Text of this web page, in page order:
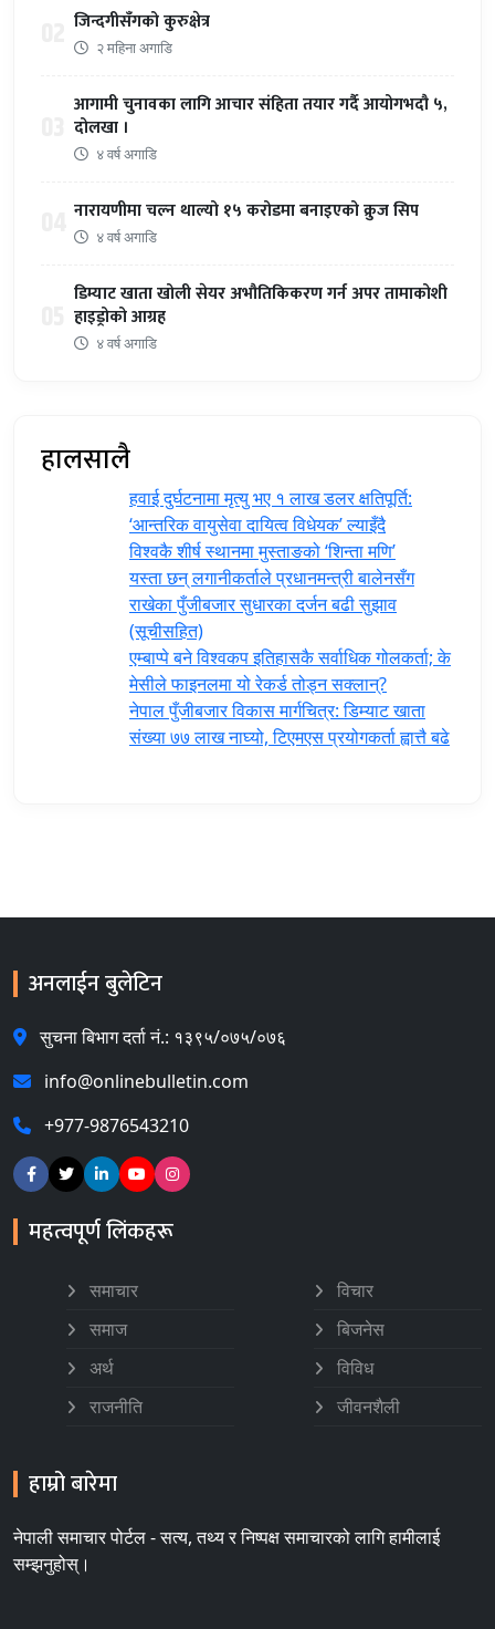
जिन्दगीसँगको कुरुक्षेत्र
२ महिना अगाडि
आगामी चुनावका लागि आचार संहिता तयार गर्दै आयोगभदौ ५,
दोलखा ।
४ वर्ष अगाडि
नारायणीमा चल्न थाल्यो १५ करोडमा बनाइएको क्रुज सिप
४ वर्ष अगाडि
डिम्याट खाता खोली सेयर अभौतिकिकरण गर्न अपर तामाकोशी
हाइड्रोको आग्रह
४ वर्ष अगाडि
हालसालै
हवाई दुर्घटनामा मृत्यु भए १ लाख डलर क्षतिपूर्ति:
‘आन्तरिक वायुसेवा दायित्व विधेयक’ ल्याइँदै
विश्वकै शीर्ष स्थानमा मुस्ताङको ‘शिन्ता मणि’
यस्ता छन् लगानीकर्ताले प्रधानमन्त्री ‍बालेनसँग
राखेका पुँजीबजार सुधारका दर्जन बढी सुझाव
(सूचीसहित)
एम्बाप्पे बने विश्वकप इतिहासकै सर्वाधिक गोलकर्ता; के
मेसीले फाइनलमा यो रेकर्ड तोड्न सक्लान्?
नेपाल पुँजीबजार विकास मार्गचित्र: डिम्याट खाता
संख्या ७७ लाख नाघ्यो, टिएमएस प्रयोगकर्ता ह्वात्तै बढे
अनलाईन बुलेटिन
सुचना बिभाग दर्ता नं.: १३९५/०७५/०७६
info@onlinebulletin.com
+977-9876543210
महत्वपूर्ण लिंकहरू
समाचार
समाज
अर्थ
राजनीति
विचार
बिजनेस
विविध
जीवनशैली
हाम्रो बारेमा
नेपाली समाचार पोर्टल - सत्य, तथ्य र निष्पक्ष समाचारको लागि हामीलाई
सम्झनुहोस्।